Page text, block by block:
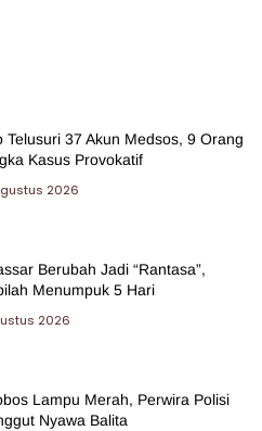
Telusuri 37 Akun Medsos, 9 Orang
Kasus Provokatif
2026
Berubah Jadi “Rantasa”,
Menumpuk 5 Hari
2026
Lampu Merah, Perwira Polisi
Nyawa Balita